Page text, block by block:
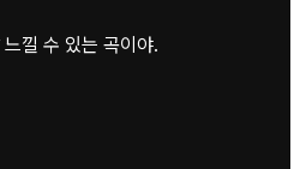
낄 수 있는 곡이야.